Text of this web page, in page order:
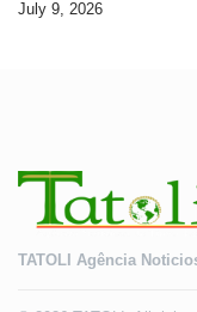
July 9, 2026
TATOLI Agência